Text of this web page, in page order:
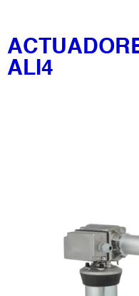
ALI4